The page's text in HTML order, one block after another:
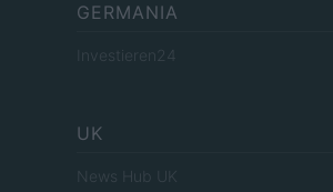
GERMANIA
Investieren24
UK
News Hub UK